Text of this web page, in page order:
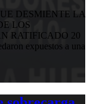
DESMIENTE LA
LOS
RATIFICADO 20
expuestos a una